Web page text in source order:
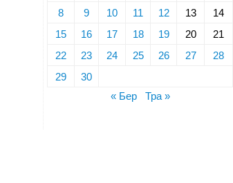
8
9 10 11 12 13
14
15
16 17 18 19 20
21
22
23 24 25 26 27
28
29
30
« Бер
Тра »